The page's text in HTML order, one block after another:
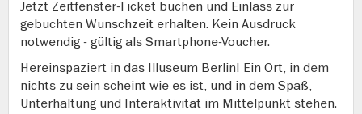
Jetzt Zeitfenster-Ticket buchen und Einlass zur
gebuchten Wunschzeit erhalten. Kein Ausdruck
notwendig - gültig als Smartphone-Voucher.
Hereinspaziert in das Illuseum Berlin! Ein Ort, in dem
nichts zu sein scheint wie es ist, und in dem Spaß,
Unterhaltung und Interaktivität im Mittelpunkt stehen.